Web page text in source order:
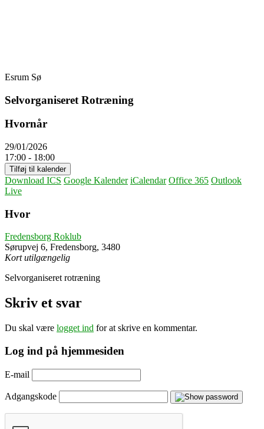
Esrum Sø
Selvorganiseret Rotræning
Hvornår
29/01/2026
17:00 - 18:00
Tilføj til kalender
Download ICS Google Kalender iCalendar Office 365 Outlook
Live
Hvor
Fredensborg Roklub
Sørupvej 6, Fredensborg, 3480
Kort utilgængelig
Selvorganiseret rotræning
Skriv et svar
Du skal være logget ind for at skrive en kommentar.
Log ind på hjemmesiden
E-mail
Adgangskode